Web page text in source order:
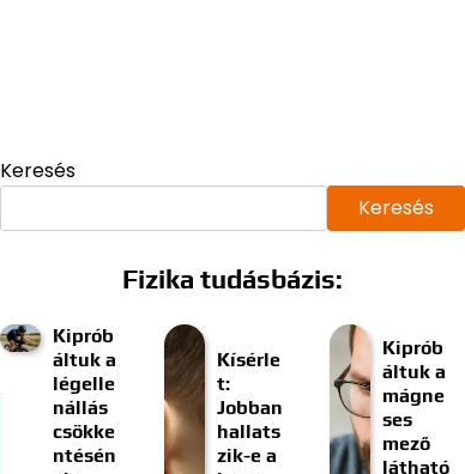
Keresés
Keresés
Fizika tudásbázis:
Kiprób
áltuk a
légelle
nállás
csökke
ntésén
Kísérle
t:
Jobban
hallats
zik-e a
Kiprób
áltuk a
mágne
ses
mező
látható